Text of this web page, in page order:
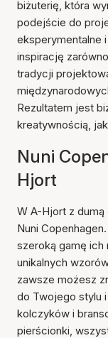
biżuterię, która
podejście do
eksperymentalne
inspirację
tradycji
Rezultatem jest
kreatywnością,
Nuni
Hjort
W A-Hjort z
Nuni
szeroką gamę ich
unikalnych
zawsze możesz
do Twojego stylu
kolczyków i
pierścionki,